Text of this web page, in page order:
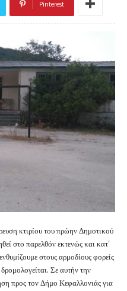
Pinterest
κτιρίου του πρώην Δημοτικού
στο παρελθόν εκτενώς και κατ’
στους αρμοδίους φορείς
Σε αυτήν την
προς τον Δήμο Κεφαλλονιάς για